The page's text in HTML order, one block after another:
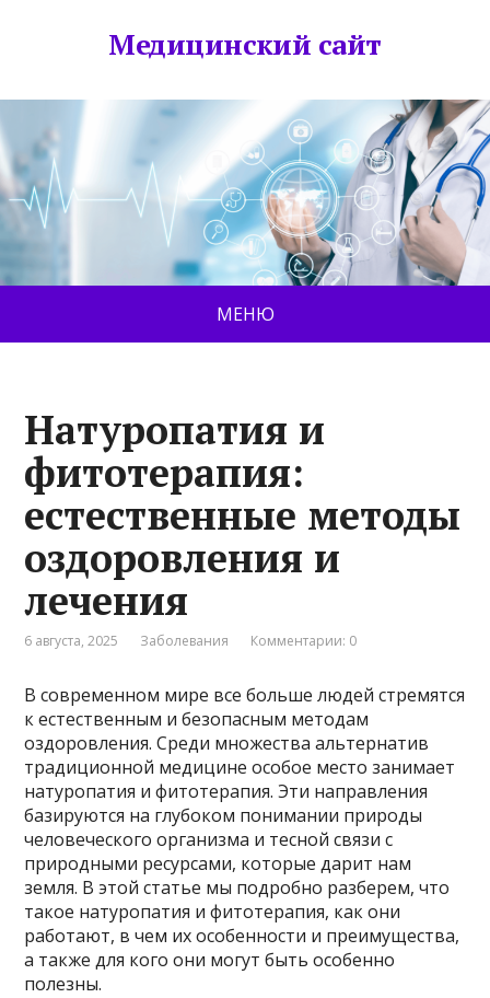
Медицинский сайт
МЕНЮ
Натуропатия и
фитотерапия:
естественные методы
оздоровления и
лечения
6 августа, 2025 Заболевания Комментарии: 0
В современном мире все больше людей стремятся
к естественным и безопасным методам
оздоровления. Среди множества альтернатив
традиционной медицине особое место занимает
натуропатия и фитотерапия. Эти направления
базируются на глубоком понимании природы
человеческого организма и тесной связи с
природными ресурсами, которые дарит нам
земля. В этой статье мы подробно разберем, что
такое натуропатия и фитотерапия, как они
работают, в чем их особенности и преимущества,
а также для кого они могут быть особенно
полезны.